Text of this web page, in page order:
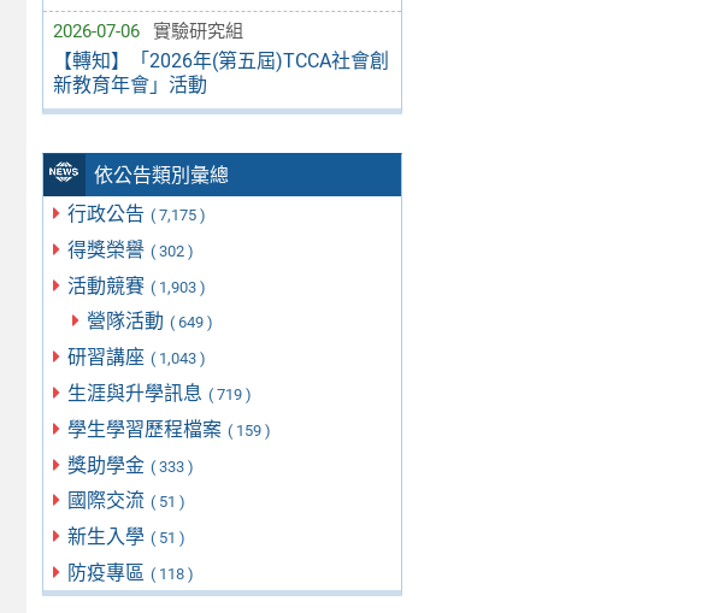
2026-07-06 實驗研究組
【轉知】「2026年(第五屆)TCCA社會創
新教育年會」活動
依公告類別彙總
行政公告 ( 7,175 )
得獎榮譽 ( 302 )
活動競賽 ( 1,903 )
營隊活動 ( 649 )
研習講座 ( 1,043 )
生涯與升學訊息 ( 719 )
學生學習歷程檔案 ( 159 )
獎助學金 ( 333 )
國際交流 ( 51 )
新生入學 ( 51 )
防疫專區 ( 118 )